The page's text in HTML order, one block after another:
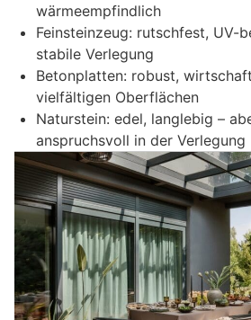
wärmeempfindlich
Feinsteinzeug: rutschfest, UV-
stabile Verlegung
Betonplatten: robust,
vielfältigen Oberflächen
Naturstein: edel, langlebig –
anspruchsvoll in der Verlegung